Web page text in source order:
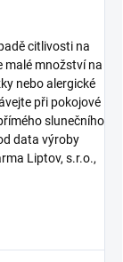
citlivosti na
malé množství na
nebo alergické
při pokojové
slunečního
data výroby
Liptov, s.r.o.,